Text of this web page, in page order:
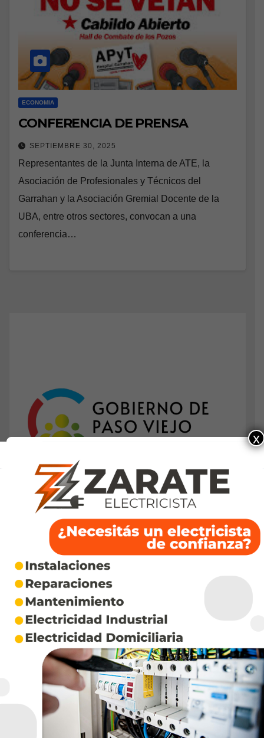
ECONOMIA
CONFERENCIA DE PRENSA
SEPTIEMBRE 30, 2025
Representantes de la Junta Interna de ATE, la
Asociación de Profesionales y Técnicos del
Garrahan y la Asociación Gremial Docente de la
UBA, entre otros sectores, convocan a una
conferencia…
x